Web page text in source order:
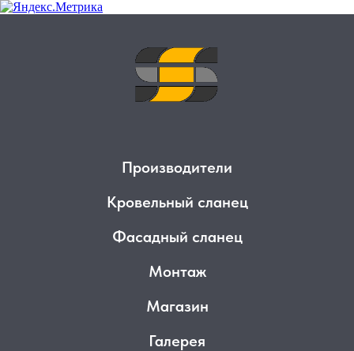
Производители
Кровельный сланец
Фасадный сланец
Монтаж
Магазин
Галерея